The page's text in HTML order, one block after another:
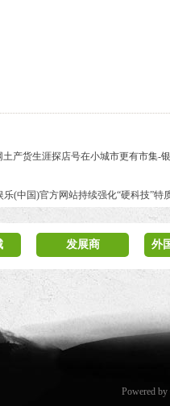
土产货生涯探店号在小城市更有市集-
乐(中国)官方网站持续强化“硬科技”特
发展商 外
Powered by